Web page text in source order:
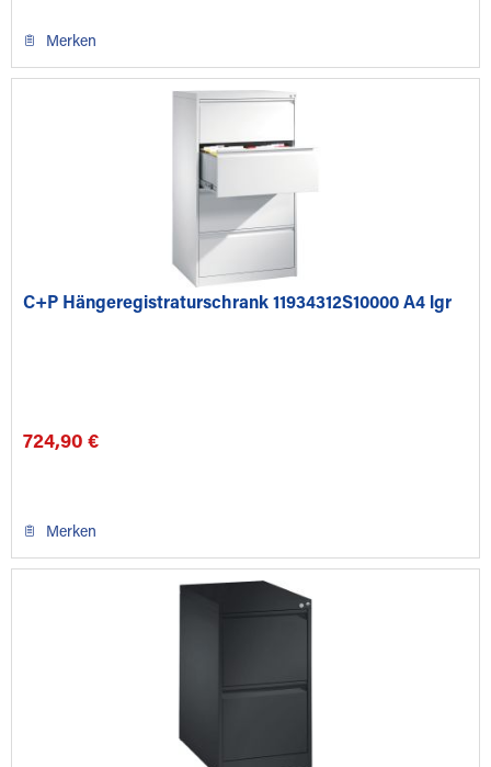
Merken
C+P Hängeregistraturschrank 11934312S10000 A4 lgr
724,90 €
Merken